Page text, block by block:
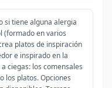
si tiene alguna alergia
(formado en varios
platos de inspiración
e inspirado en la
ciegas: los comensales
los platos. Opciones